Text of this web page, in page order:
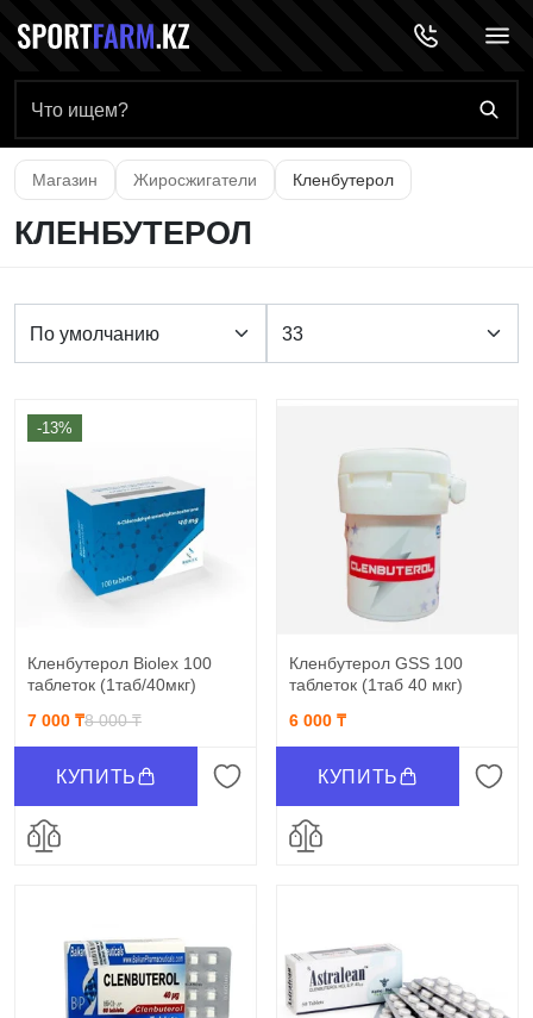
Главная страница
Магазин Жиросжигатели Кленбутерол
КЛЕНБУТЕРОЛ
-13%
Кленбутерол Biolex 100
таблеток (1таб/40мкг)
7 000 ₸8 000 ₸
КУПИТЬ
Кленбутерол GSS 100
таблеток (1таб 40 мкг)
6 000 ₸
КУПИТЬ